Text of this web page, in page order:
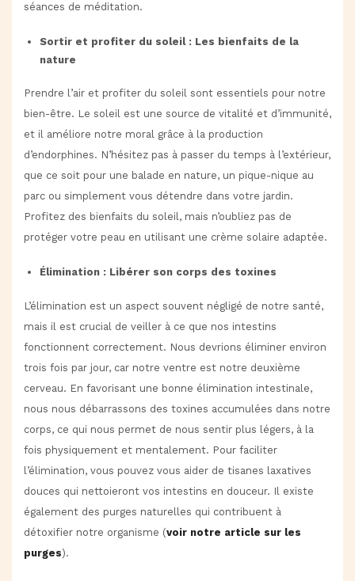
séances de méditation.
Sortir et profiter du soleil : Les bienfaits de la
nature
Prendre l’air et profiter du soleil sont essentiels pour notre
bien-être. Le soleil est une source de vitalité et d’immunité,
et il améliore notre moral grâce à la production
d’endorphines. N’hésitez pas à passer du temps à l’extérieur,
que ce soit pour une balade en nature, un pique-nique au
parc ou simplement vous détendre dans votre jardin.
Profitez des bienfaits du soleil, mais n’oubliez pas de
protéger votre peau en utilisant une crème solaire adaptée.
Élimination : Libérer son corps des toxines
L’élimination est un aspect souvent négligé de notre santé,
mais il est crucial de veiller à ce que nos intestins
fonctionnent correctement. Nous devrions éliminer environ
trois fois par jour, car notre ventre est notre deuxième
cerveau. En favorisant une bonne élimination intestinale,
nous nous débarrassons des toxines accumulées dans notre
corps, ce qui nous permet de nous sentir plus légers, à la
fois physiquement et mentalement. Pour faciliter
l’élimination, vous pouvez vous aider de tisanes laxatives
douces qui nettoieront vos intestins en douceur. Il existe
également des purges naturelles qui contribuent à
détoxifier notre organisme (voir notre article sur les
purges).